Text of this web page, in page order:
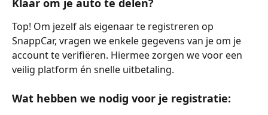
Klaar om je auto te delen?
Top! Om jezelf als eigenaar te registreren op
SnappCar, vragen we enkele gegevens van je om je
account te verifiëren. Hiermee zorgen we voor een
veilig platform én snelle uitbetaling.
Wat hebben we nodig voor je registratie: